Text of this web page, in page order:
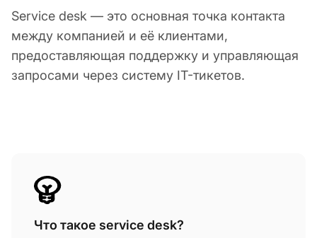
Service desk — это основная точка контакта
между компанией и её клиентами,
предоставляющая поддержку и управляющая
запросами через систему IT-тикетов.
Что такое service desk?